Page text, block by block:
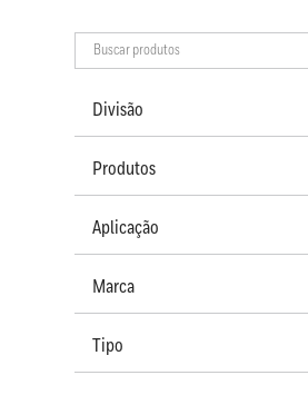
Divisão
Produtos
Aplicação
Marca
Tipo